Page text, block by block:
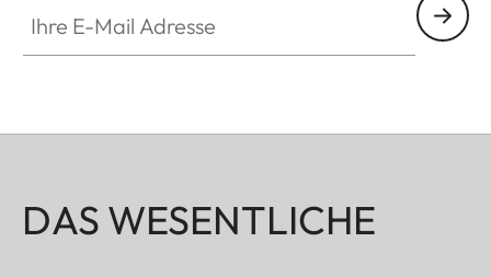
DAS WESENTLICHE